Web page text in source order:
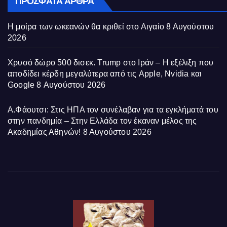
Η μοίρα των ωκεανών θα κριθεί στο Αιγαίο 8 Αυγούστου
2026
Χρυσό δώρο 500 δισεκ. Trump στο Ιράν – Η εξέλιξη που
αποδίδει κέρδη μεγαλύτερα από τις Apple, Nvidia και
Google 8 Αυγούστου 2026
Α.Φάουτσι: Στις ΗΠΑ τον συνέλαβαν για τα εγκλήματά του
στην πανδημία – Στην Ελλάδα τον έκαναν μέλος της
Ακαδημίας Αθηνών! 8 Αυγούστου 2026